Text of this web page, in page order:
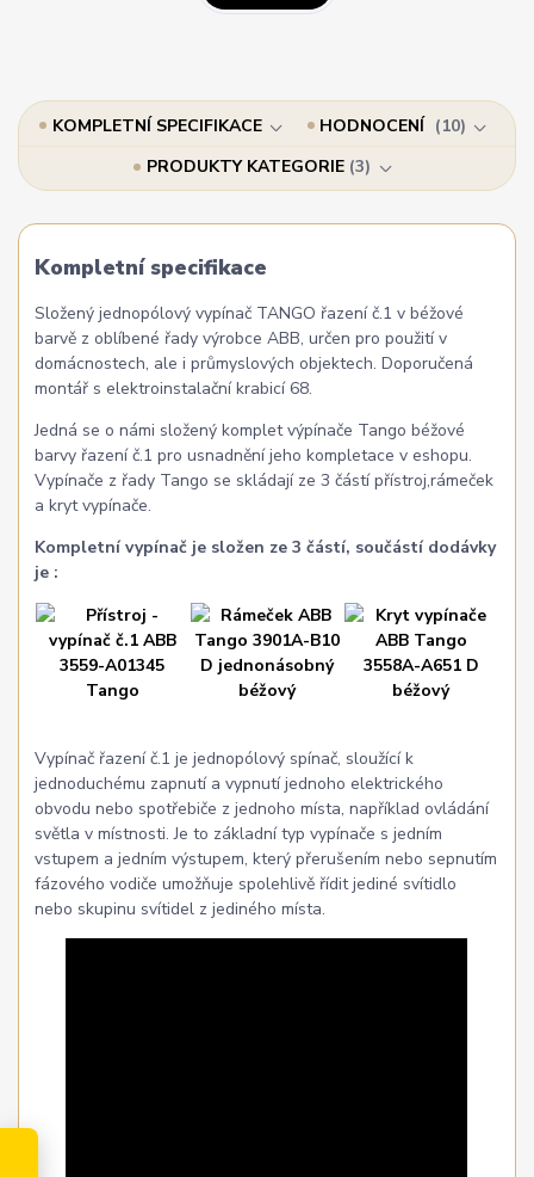
KOMPLETNÍ SPECIFIKACE HODNOCENÍ
10
PRODUKTY KATEGORIE 3
Kompletní specifikace
Složený jednopólový vypínač TANGO řazení č.1 v béžové
barvě z oblíbené řady výrobce ABB, určen pro použití v
domácnostech, ale i průmyslových objektech. Doporučená
montář s elektroinstalační krabicí 68.
Jedná se o námi složený komplet výpínače Tango béžové
barvy řazení č.1 pro usnadnění jeho kompletace v eshopu.
Vypínače z řady Tango se skládají ze 3 částí přístroj,rámeček
a kryt vypínače.
Kompletní vypínač je složen ze 3 částí, součástí dodávky
je :
Vypínač řazení č.1 je jednopólový spínač, sloužící k
jednoduchému zapnutí a vypnutí jednoho elektrického
obvodu nebo spotřebiče z jednoho místa, například ovládání
světla v místnosti. Je to základní typ vypínače s jedním
vstupem a jedním výstupem, který přerušením nebo sepnutím
fázového vodiče umožňuje spolehlivě řídit jediné svítidlo
nebo skupinu svítidel z jediného místa.